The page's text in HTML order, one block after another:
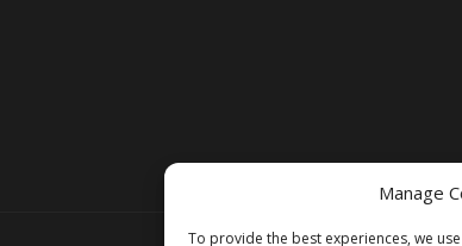
Manage
To provide the best experiences, we